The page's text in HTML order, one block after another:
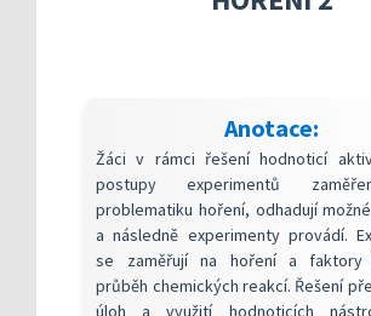
Anotace:
Žáci v rámci řešení hodnoticí
postupy experimentů
problematiku hoření, odhadují
a následně experimenty provádí.
se zaměřují na hoření a faktory
průběh chemických reakcí. Řešení
úloh a využití hodnoticích